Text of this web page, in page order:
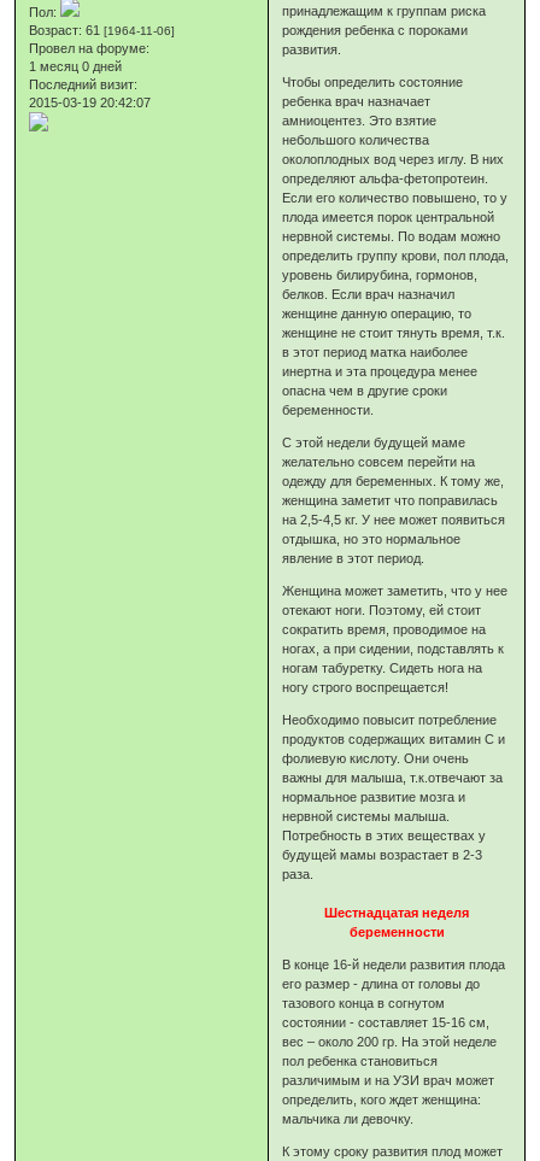
Пол:
Возраст: 61[1964-11-06]
Провел на форуме:
1 месяц 0 дней
Последний визит:
2015-03-19 20:42:07
принадлежащим к группам риска
рождения ребенка с пороками
развития.
Чтобы определить состояние
ребенка врач назначает
амниоцентез. Это взятие
небольшого количества
околоплодных вод через иглу. В них
определяют альфа-фетопротеин.
Если его количество повышено, то у
плода имеется порок центральной
нервной системы. По водам можно
определить группу крови, пол плода,
уровень билирубина, гормонов,
белков. Если врач назначил
женщине данную операцию, то
женщине не стоит тянуть время, т.к.
в этот период матка наиболее
инертна и эта процедура менее
опасна чем в другие сроки
беременности.
С этой недели будущей маме
желательно совсем перейти на
одежду для беременных. К тому же,
женщина заметит что поправилась
на 2,5-4,5 кг. У нее может появиться
отдышка, но это нормальное
явление в этот период.
Женщина может заметить, что у нее
отекают ноги. Поэтому, ей стоит
сократить время, проводимое на
ногах, а при сидении, подставлять к
ногам табуретку. Сидеть нога на
ногу строго воспрещается!
Необходимо повысит потребление
продуктов содержащих витамин С и
фолиевую кислоту. Они очень
важны для малыша, т.к.отвечают за
нормальное развитие мозга и
нервной системы малыша.
Потребность в этих веществах у
будущей мамы возрастает в 2-3
раза.
Шестнадцатая неделя
беременности
В конце 16-й недели развития плода
его размер - длина от головы до
тазового конца в согнутом
состоянии - составляет 15-16 см,
вес – около 200 гр. На этой неделе
пол ребенка становиться
различимым и на УЗИ врач может
определить, кого ждет женщина:
мальчика ли девочку.
К этому сроку развития плод может